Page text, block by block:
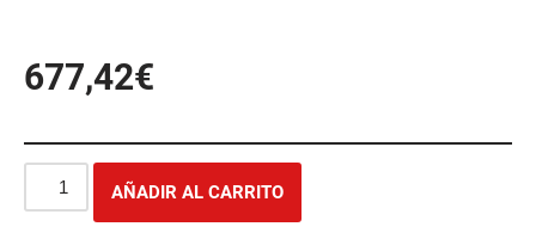
677,42€
AÑADIR AL CARRITO